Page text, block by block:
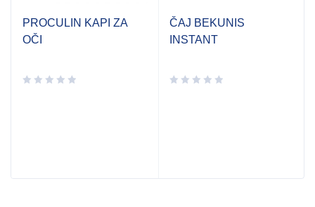
PROCULIN KAPI ZA
OČI
ČAJ BEKUNIS
INSTANT